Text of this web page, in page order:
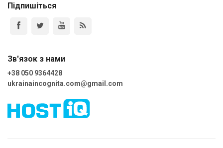
Підпишіться
Зв'язок з нами
+38 050 9364428
ukrainaincognita.com@gmail.com